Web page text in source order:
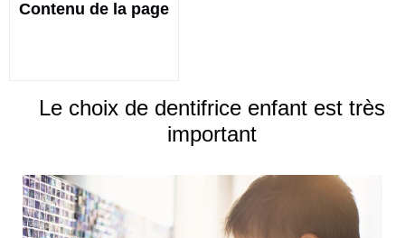
Contenu de la page
Le choix de dentifrice enfant est très
important